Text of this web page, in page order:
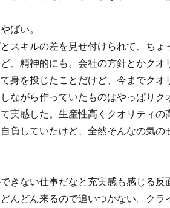
ばい。
スキルの差を見せ付けられて、ちょ
、精神的にも。会社の方針とかクオ
身を投じたことだけど、今までクオ
ながら作っていたものはやっぱりク
実感した。生産性高くクオリティの
負していたけど、全然そんなの気の
きない仕事だなと充実感も感じる反
んどん来るので追いつかない。クラ